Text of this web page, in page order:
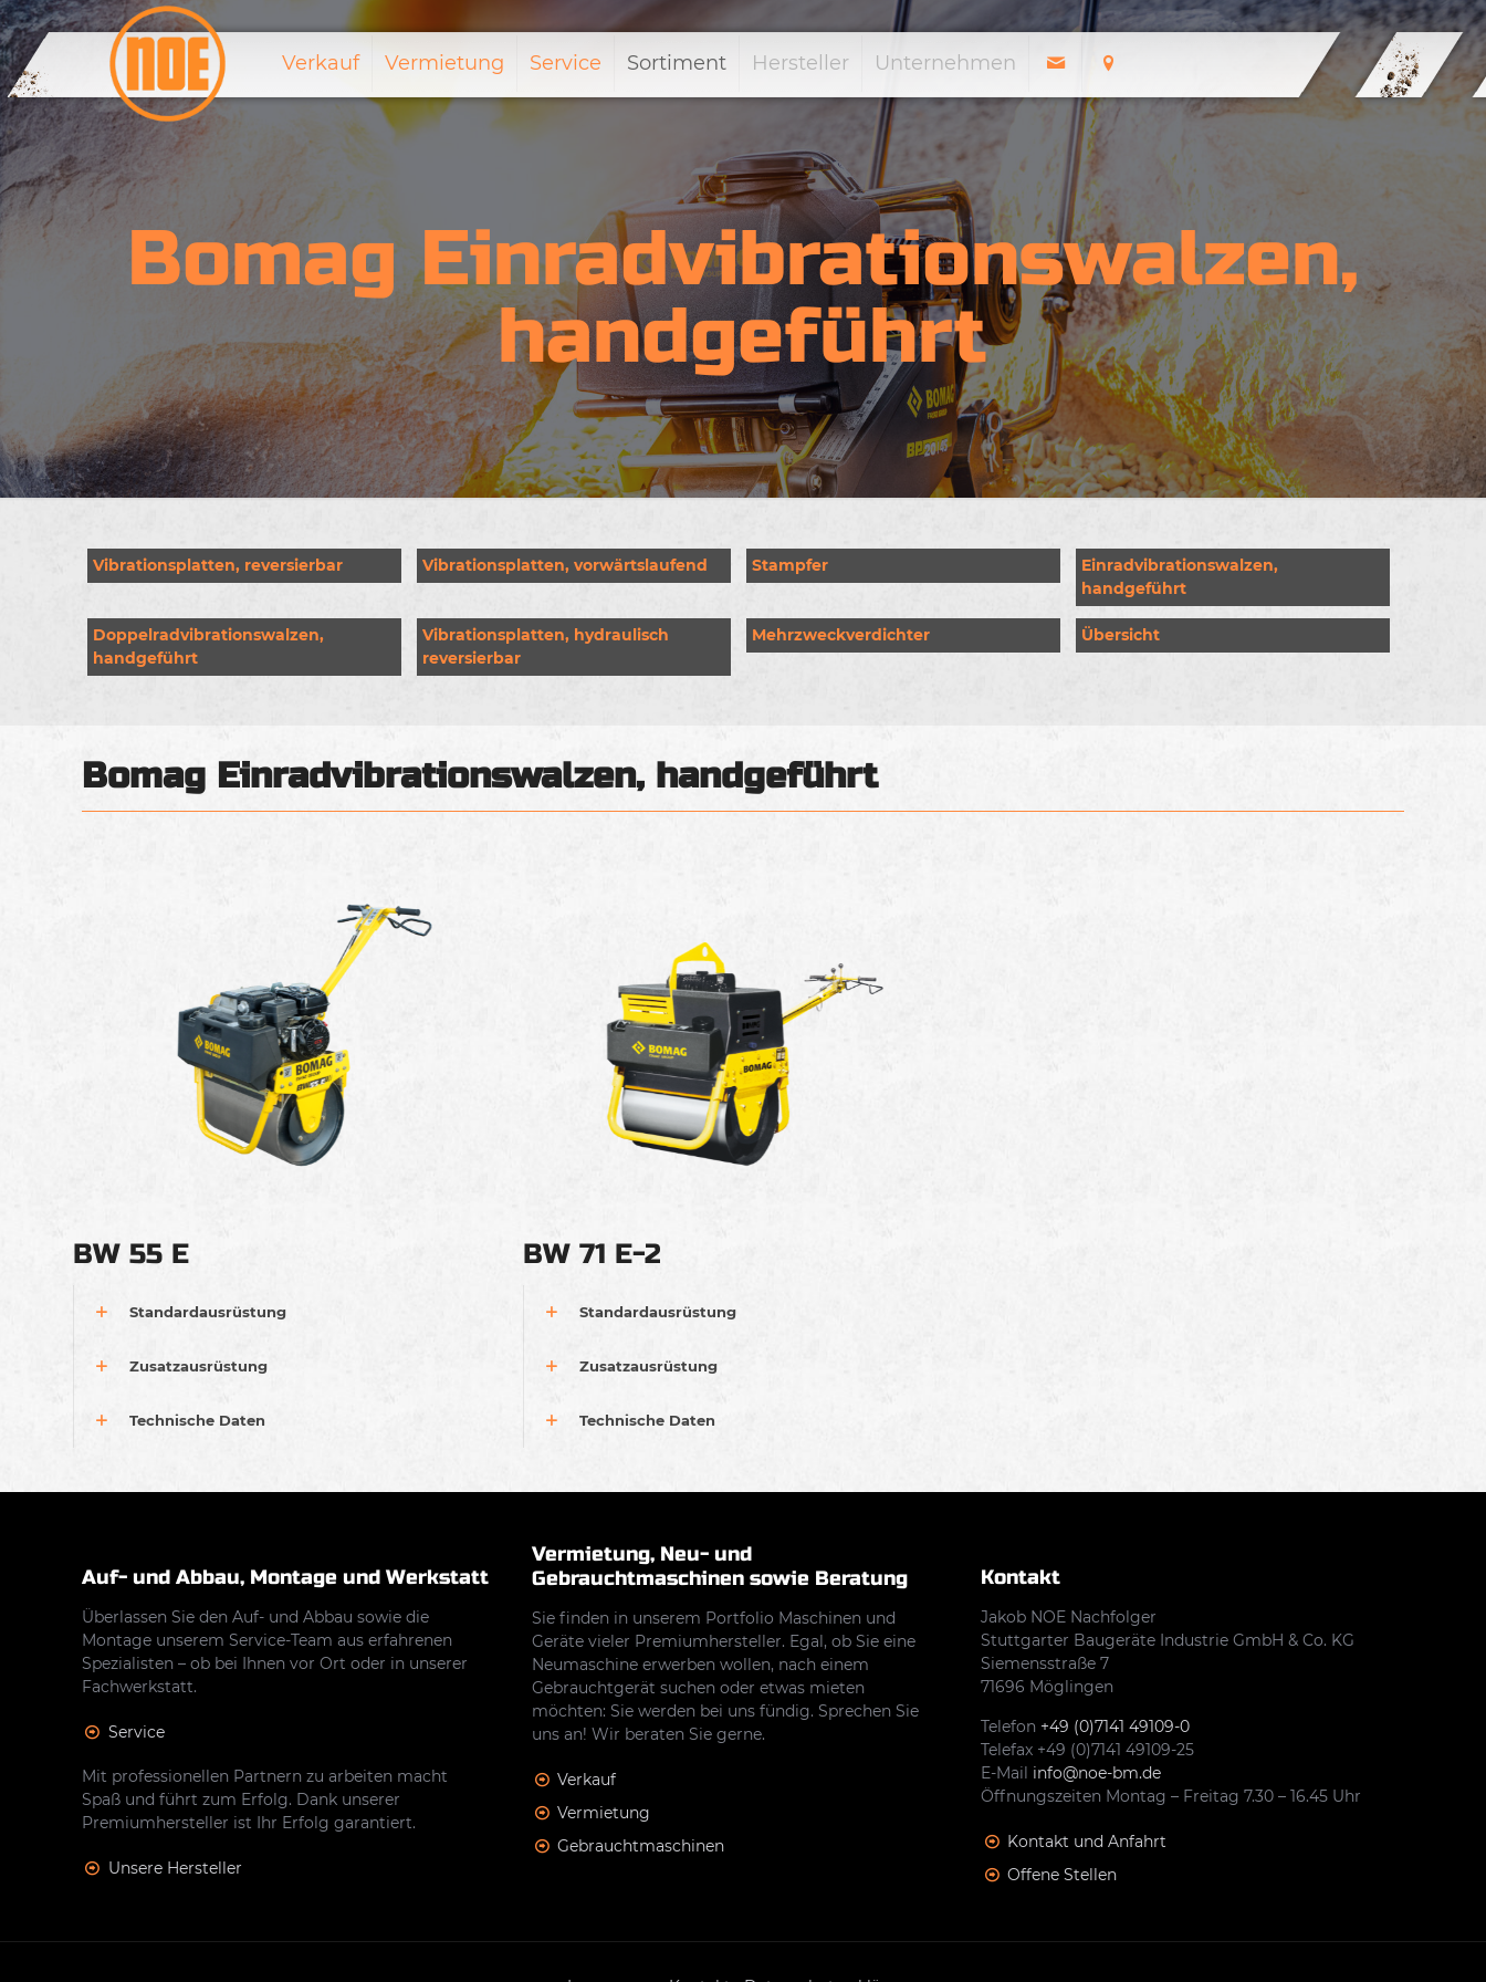
Verkauf Vermietung Service Sortiment Hersteller Unternehmen
Bomag Einradvibrationswalzen,
handgeführt
Vibrationsplatten, reversierbar Vibrationsplatten, vorwärtslaufend Stampfer
Einradvibrationswalzen,
handgeführt
Doppelradvibrationswalzen,
handgeführt
Vibrationsplatten, hydraulisch
reversierbar
Mehrzweckverdichter Übersicht
Bomag Einradvibrationswalzen, handgeführt
BW 55 E
Standardausrüstung
Zusatzausrüstung
Technische Daten
BW 71 E-2
Standardausrüstung
Zusatzausrüstung
Technische Daten
Auf- und Abbau, Montage und Werkstatt
Überlassen Sie den Auf- und Abbau sowie die
Montage unserem Service-Team aus erfahrenen
Spezialisten – ob bei Ihnen vor Ort oder in unserer
Fachwerkstatt.
Service
Mit professionellen Partnern zu arbeiten macht
Spaß und führt zum Erfolg. Dank unserer
Premiumhersteller ist Ihr Erfolg garantiert.
Unsere Hersteller
Vermietung, Neu- und
Gebrauchtmaschinen sowie Beratung
Sie finden in unserem Portfolio Maschinen und
Geräte vieler Premiumhersteller. Egal, ob Sie eine
Neumaschine erwerben wollen, nach einem
Gebrauchtgerät suchen oder etwas mieten
möchten: Sie werden bei uns fündig. Sprechen Sie
uns an! Wir beraten Sie gerne.
Verkauf
Vermietung
Gebrauchtmaschinen
Kontakt
Jakob NOE Nachfolger
Stuttgarter Baugeräte Industrie GmbH & Co. KG
Siemensstraße 7
71696 Möglingen
Telefon +49 (0)7141 49109-0
Telefax +49 (0)7141 49109-25
E-Mail info@noe-bm.de
Öffnungszeiten Montag – Freitag 7.30 – 16.45 Uhr
Kontakt und Anfahrt
Offene Stellen